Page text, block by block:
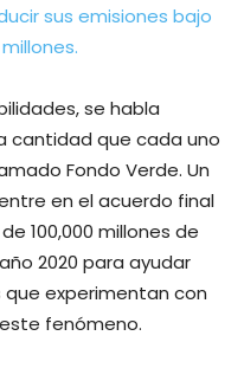
sus emisiones bajo
se habla
cantidad que cada uno
Fondo Verde. Un
en el acuerdo final
100,000 millones de
2020 para ayudar
experimentan con
fenómeno.